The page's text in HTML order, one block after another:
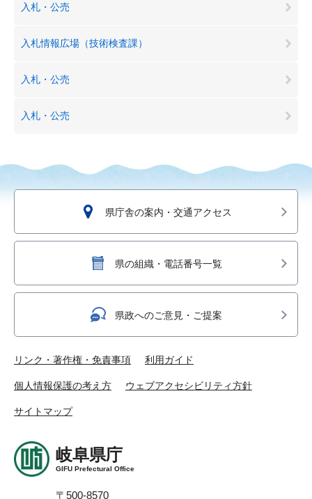
入札・公売
入札情報広場（技術検査課）
入札・公売
入札・公売
県庁舎の案内・交通アクセス
県の組織・電話番号一覧
県政へのご意見・ご提案
リンク・著作権・免責事項 利用ガイド
個人情報保護の考え方 ウェブアクセシビリティ方針
サイトマップ
岐阜県庁
GIFU Prefectural Office
〒500-8570